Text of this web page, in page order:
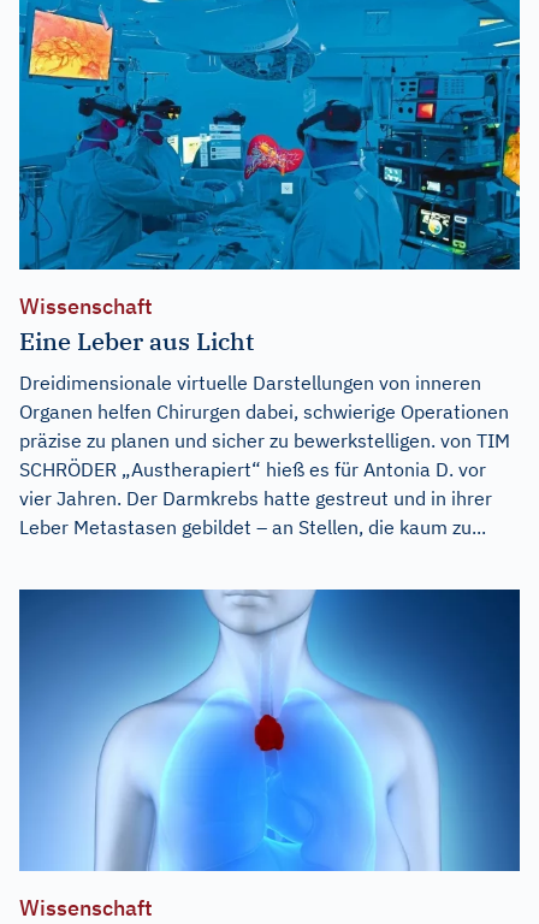
Wissenschaft
Eine Leber aus Licht
Dreidimensionale virtuelle Darstellungen von inneren
Organen helfen Chirurgen dabei, schwierige Operationen
präzise zu planen und sicher zu bewerkstelligen. von TIM
SCHRÖDER „Austherapiert“ hieß es für Antonia D. vor
vier Jahren. Der Darmkrebs hatte gestreut und in ihrer
Leber Metastasen gebildet – an Stellen, die kaum zu...
Wissenschaft